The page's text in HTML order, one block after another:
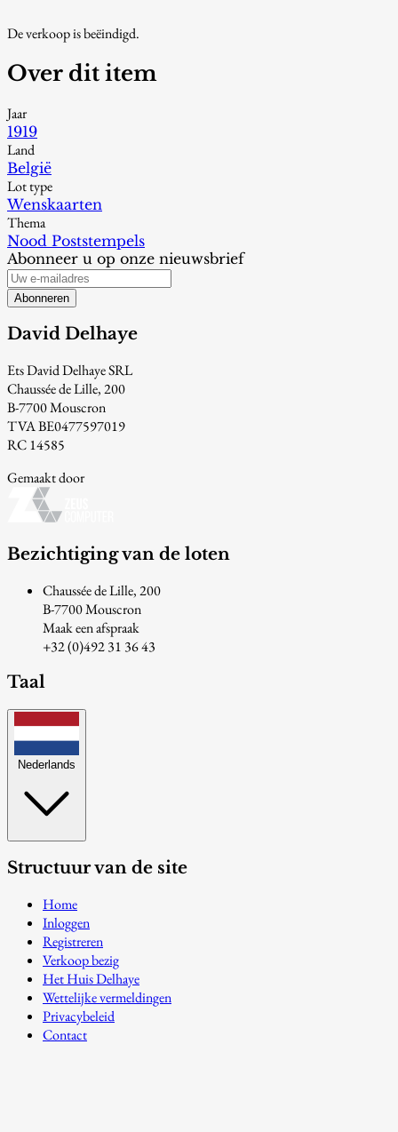
De verkoop is beëindigd.
Over dit item
Jaar
1919
Land
België
Lot type
Wenskaarten
Thema
Nood Poststempels
Abonneer u op onze nieuwsbrief
Abonneren
David Delhaye
Ets David Delhaye SRL
Chaussée de Lille, 200
B-7700 Mouscron
TVA BE0477597019
RC 14585
Gemaakt door
Bezichtiging van de loten
Chaussée de Lille, 200
B-7700 Mouscron
Maak een afspraak
+32 (0)492 31 36 43
Taal
Nederlands
Structuur van de site
Home
Inloggen
Registreren
Verkoop bezig
Het Huis Delhaye
Wettelijke vermeldingen
Privacybeleid
Contact